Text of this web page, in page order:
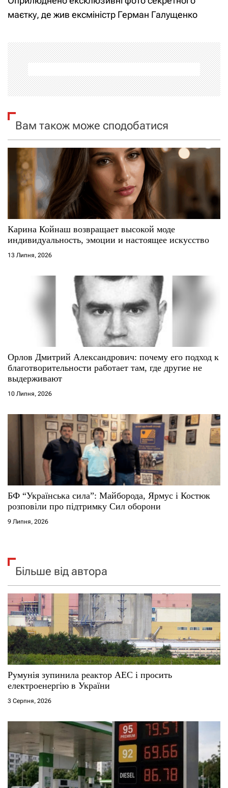
в
г
а
ц
і
я
и
с
маєтку, де жив ексміністр Герман Галущенко
Вам також може сподобатися
Карина Койнаш возвращает высокой моде
индивидуальность, эмоции и настоящее искусство
13 Липня, 2026
Орлов Дмитрий Александрович: почему его подход к
благотворительности работает там, где другие не
выдерживают
10 Липня, 2026
БФ “Українська сила”: Майборода, Ярмус і Костюк
розповіли про підтримку Сил оборони
9 Липня, 2026
Більше від автора
Румунія зупинила реактор АЕС і просить
електроенергію в України
3 Серпня, 2026